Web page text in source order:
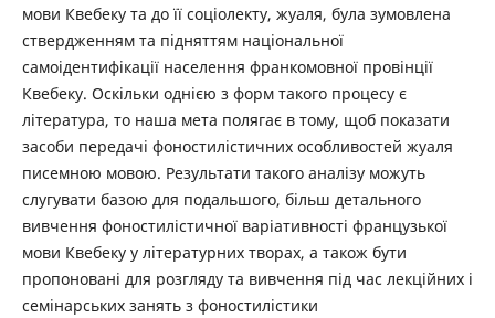
мови Квебеку та до її соціолекту, жуаля, була зумовлена
ствердженням та підняттям національної
самоідентифікації населення франкомовної провінції
Квебеку. Оскільки однією з форм такого процесу є
література, то наша мета полягає в тому, щоб показати
засоби передачі фоностилістичних особливостей жуаля
писемною мовою. Результати такого аналізу можуть
слугувати базою для подальшого, більш детального
вивчення фоностилістичної варіативності французької
мови Квебеку у літературних творах, а також бути
пропоновані для розгляду та вивчення під час лекційних і
семінарських занять з фоностилістики